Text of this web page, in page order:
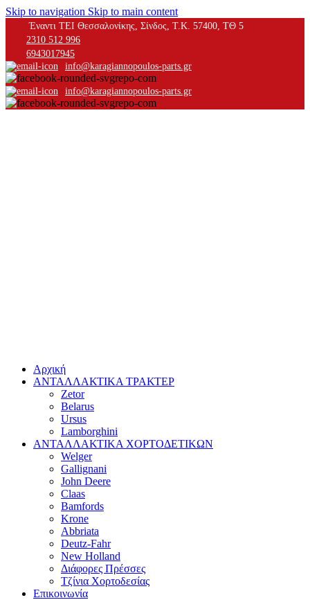
Skip to navigation Skip to main content
Έναντι ΤΕΙ Θεσσαλονίκης, Σίνδος, Τ.Κ. 57400, ΤΘ 5
2310 512 996
6943017945
info@karagiannopoulos-parts.gr
info@karagiannopoulos-parts.gr
Αρχική
ΑΝΤΑΛΛΑΚΤΙΚΑ ΤΡΑΚΤΕΡ
Zetor
Belarus
Ursus
Lamborghini
ΑΝΤΑΛΛΑΚΤΙΚΑ ΧΟΡΤΟΔΕΤΙΚΩΝ
Welger
Gallignani
John Deere
Claas
Bamfords
Krone
Abbriata
Deutz-Fahr
New Holland
Διάφορες Πρέσσες
Τζίνια Χορτοδεσίας
Επικοινωνία